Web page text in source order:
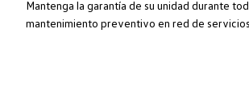
Mantenga la garantía de su unidad durante
mantenimiento preventivo en red de